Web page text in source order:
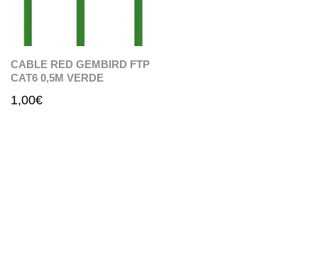
CABLE RED GEMBIRD FTP
CAT6 0,5M VERDE
1,00€